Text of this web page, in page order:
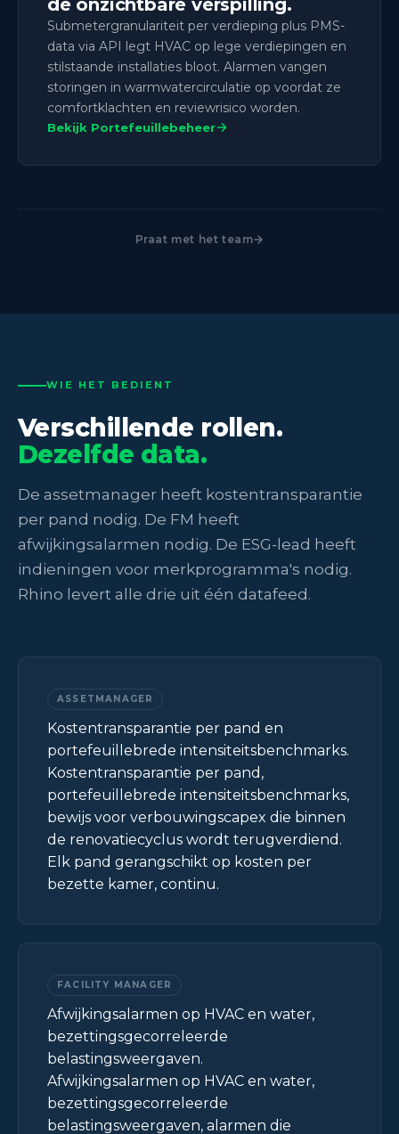
de onzichtbare verspilling.
Submetergranulariteit per verdieping plus PMS-
data via API legt HVAC op lege verdiepingen en
stilstaande installaties bloot. Alarmen vangen
storingen in warmwatercirculatie op voordat ze
comfortklachten en reviewrisico worden.
Bekijk Portefeuillebeheer
Praat met het team
WIE HET BEDIENT
Verschillende rollen.
Dezelfde data.
De assetmanager heeft kostentransparantie
per pand nodig. De FM heeft
afwijkingsalarmen nodig. De ESG-lead heeft
indieningen voor merkprogramma's nodig.
Rhino levert alle drie uit één datafeed.
ASSETMANAGER
Kostentransparantie per pand en
portefeuillebrede intensiteitsbenchmarks.
Kostentransparantie per pand,
portefeuillebrede intensiteitsbenchmarks,
bewijs voor verbouwingscapex die binnen
de renovatiecyclus wordt terugverdiend.
Elk pand gerangschikt op kosten per
bezette kamer, continu.
FACILITY MANAGER
Afwijkingsalarmen op HVAC en water,
bezettingsgecorreleerde
belastingsweergaven.
Afwijkingsalarmen op HVAC en water,
bezettingsgecorreleerde
belastingsweergaven, alarmen die